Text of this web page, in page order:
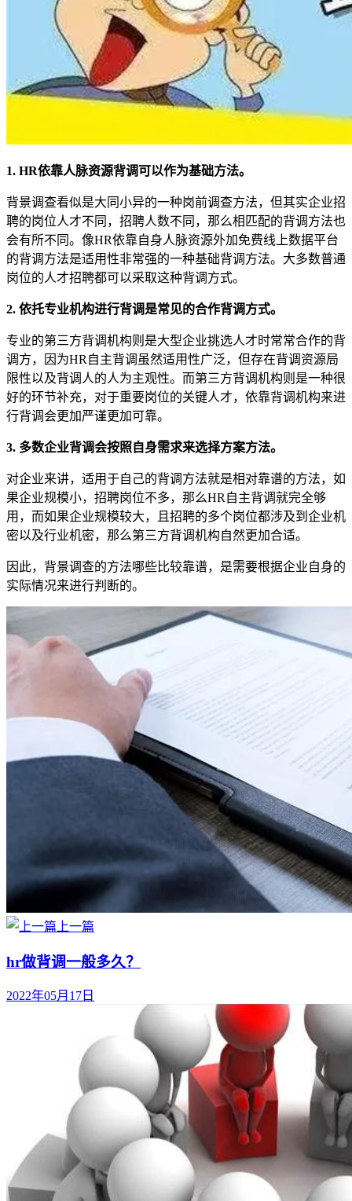
1. HR依靠人脉资源背调可以作为基础方法。
背景调查看似是大同小异的一种岗前调查方法，但其实企业招
聘的岗位人才不同，招聘人数不同，那么相匹配的背调方法也
会有所不同。像HR依靠自身人脉资源外加免费线上数据平台
的背调方法是适用性非常强的一种基础背调方法。大多数普通
岗位的人才招聘都可以采取这种背调方式。
2. 依托专业机构进行背调是常见的合作背调方式。
专业的第三方背调机构则是大型企业挑选人才时常常合作的背
调方，因为HR自主背调虽然适用性广泛，但存在背调资源局
限性以及背调人的人为主观性。而第三方背调机构则是一种很
好的环节补充，对于重要岗位的关键人才，依靠背调机构来进
行背调会更加严谨更加可靠。
3. 多数企业背调会按照自身需求来选择方案方法。
对企业来讲，适用于自己的背调方法就是相对靠谱的方法，如
果企业规模小，招聘岗位不多，那么HR自主背调就完全够
用，而如果企业规模较大，且招聘的多个岗位都涉及到企业机
密以及行业机密，那么第三方背调机构自然更加合适。
因此，背景调查的方法哪些比较靠谱，是需要根据企业自身的
实际情况来进行判断的。
上一篇
hr做背调一般多久？
2022年05月17日